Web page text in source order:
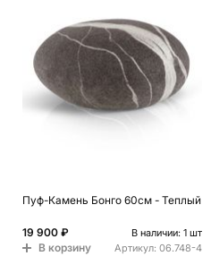
Пуф-Камень Бонго 60см - Теплый
19 900 ₽ В наличии: 1 шт
В корзину Артикул: 06.748-4